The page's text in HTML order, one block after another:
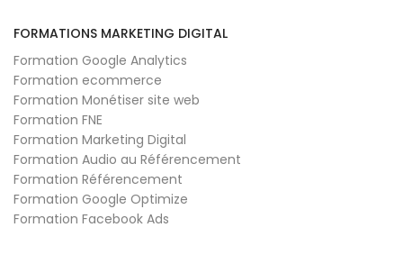
FORMATIONS MARKETING DIGITAL
Formation Google Analytics
Formation ecommerce
Formation Monétiser site web
Formation FNE
Formation Marketing Digital
Formation Audio au Référencement
Formation Référencement
Formation Google Optimize
Formation Facebook Ads